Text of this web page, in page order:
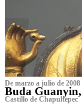
De marzo a julio de 2008
Buda Guanyin,
Castillo de Chapultepec